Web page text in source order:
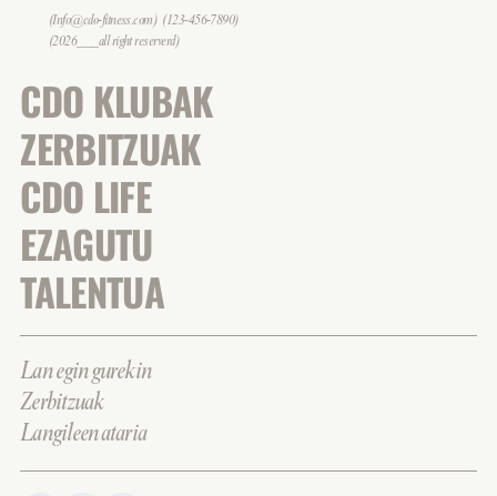
(Info@cdo-fitness.com) (123-456-7890)
(2026___all right reserverd)
CDO KLUBAK
ZERBITZUAK
CDO LIFE
EZAGUTU
TALENTUA
Lan egin gurekin
Zerbitzuak
Langileen ataria